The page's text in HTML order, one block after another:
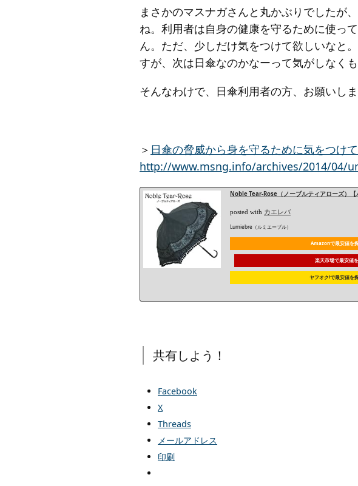
まさかのマスナガさんと丸かぶりでしたが
ね。利用者は自身の健康を守るために使っ
ん。ただ、少しだけ気をつけて欲しいなと
すが、次は日傘なのかなーって気がしなくも
そんなわけで、日傘利用者の方、お願いしま
＞ 日傘の脅威から身を守るために気をつけ
http://www.msng.info/archives/2014/04/
Noble Tear-Rose（ノーブルティアローズ）【
posted with カエレバ
Lumiebre（ルミエーブル）
Amazonで最安値を
楽天市場で最安値
ヤフオク!で最安値を
共有しよう！
Facebook
X
Threads
メールアドレス
印刷